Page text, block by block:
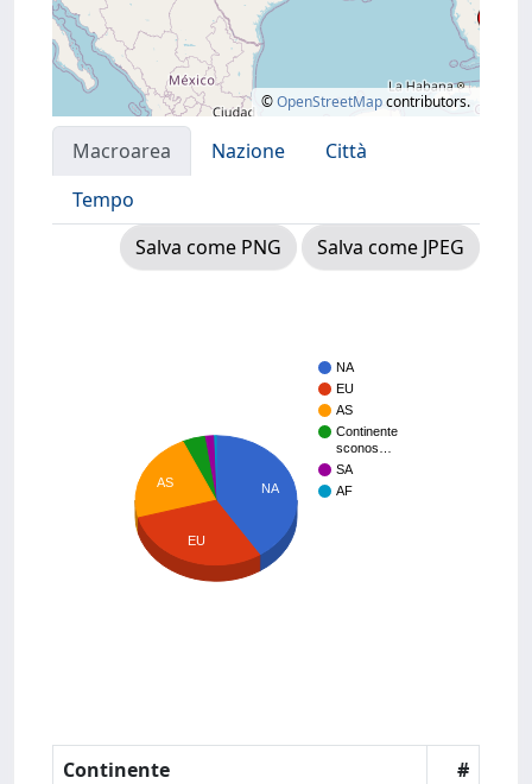
©OpenStreetMapcontributors.
Macroarea Nazione
Città
Tempo
Salva come PNG
Salva come JPEG
NA
EU
AS
Continente
sconos…
SA
AF
NA
AS
EU
Continente
#